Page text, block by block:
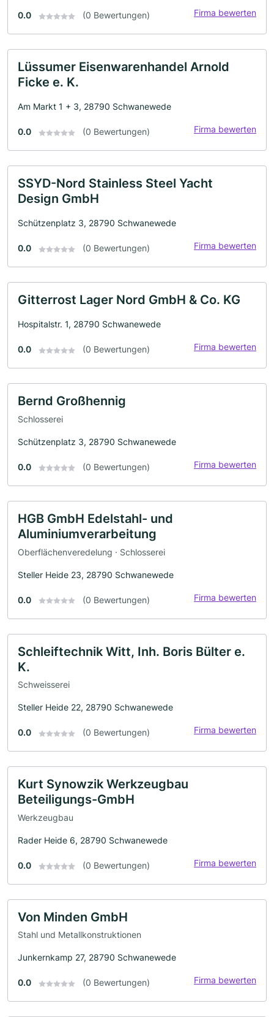
0.0 (0 Bewertungen) Firma bewerten
Lüssumer Eisenwarenhandel Arnold
Ficke e. K.
Am Markt 1 + 3, 28790 Schwanewede
0.0 (0 Bewertungen) Firma bewerten
SSYD-Nord Stainless Steel Yacht
Design GmbH
Schützenplatz 3, 28790 Schwanewede
0.0 (0 Bewertungen) Firma bewerten
Gitterrost Lager Nord GmbH & Co. KG
Hospitalstr. 1, 28790 Schwanewede
0.0 (0 Bewertungen) Firma bewerten
Bernd Großhennig
Schlosserei
Schützenplatz 3, 28790 Schwanewede
0.0 (0 Bewertungen) Firma bewerten
HGB GmbH Edelstahl- und
Aluminiumverarbeitung
Oberflächenveredelung · Schlosserei
Steller Heide 23, 28790 Schwanewede
0.0 (0 Bewertungen) Firma bewerten
Schleiftechnik Witt, Inh. Boris Bülter e.
K.
Schweisserei
Steller Heide 22, 28790 Schwanewede
0.0 (0 Bewertungen) Firma bewerten
Kurt Synowzik Werkzeugbau
Beteiligungs-GmbH
Werkzeugbau
Rader Heide 6, 28790 Schwanewede
0.0 (0 Bewertungen) Firma bewerten
Von Minden GmbH
Stahl und Metallkonstruktionen
Junkernkamp 27, 28790 Schwanewede
0.0 (0 Bewertungen) Firma bewerten